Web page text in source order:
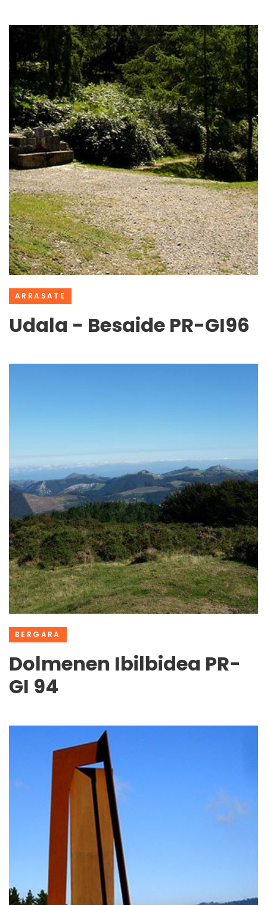
ARRASATE
Udala - Besaide PR-GI96
BERGARA
Dolmenen Ibilbidea PR-
GI 94